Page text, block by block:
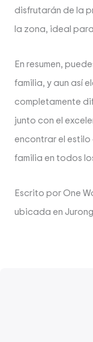
disfrutarán de la
la zona, ideal
En resumen,
familia, y aun así
completamente
junto con el
encontrar el
familia en todos
Escrito por One
ubicada en